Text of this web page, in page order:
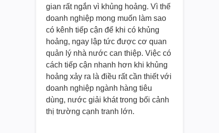
gian rất ngắn vì khủng hoảng. Vì thế
doanh nghiệp mong muốn làm sao
có kênh tiếp cận để khi có khủng
hoảng, ngay lập tức được cơ quan
quản lý nhà nước can thiệp. Việc có
cách tiếp cận nhanh hơn khi khủng
hoảng xảy ra là điều rất cần thiết với
doanh nghiệp ngành hàng tiêu
dùng, nước giải khát trong bối cảnh
thị trường cạnh tranh lớn.